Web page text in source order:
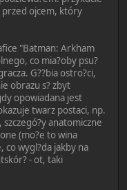
przed ojcem, który
"Batman: Arkham
co mia?oby psu?
G??bia ostro?ci,
obrazu s? zbyt
opowiadana jest
twarz postaci, np.
anatomiczne
(mo?e to wina
co wygl?da jakby na
- ot, taki